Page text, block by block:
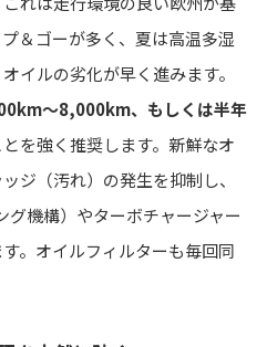
＆ゴーが多く、夏は高温多湿
イルの劣化が早く進みます。
〜8,000km、もしくは半年
を強く推奨します。新鮮なオ
ジ（汚れ）の発生を抑制し、
グ機構）やターボチャージャー
。オイルフィルターも毎回同